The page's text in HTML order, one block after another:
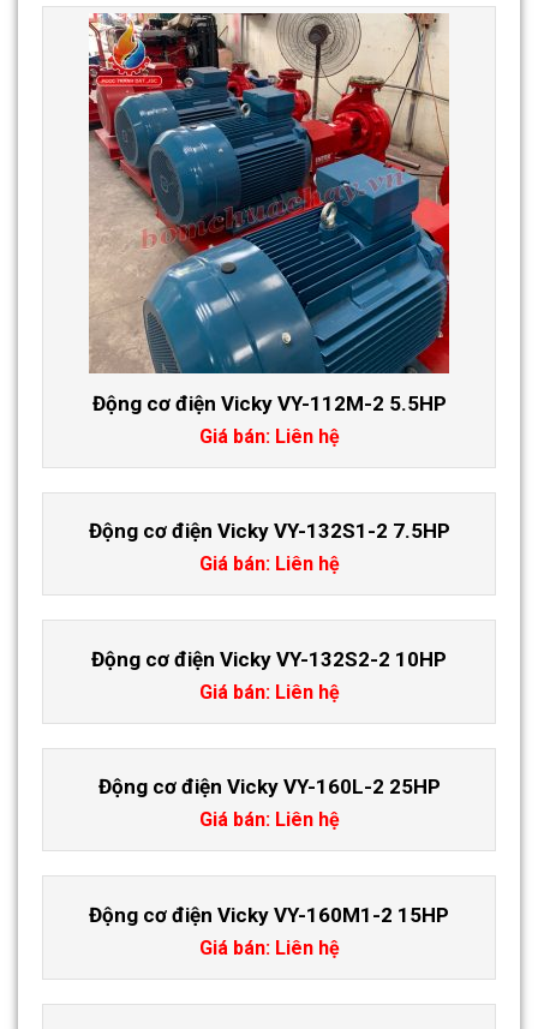
Động cơ điện Vicky VY-112M-2 5.5HP
Giá bán: Liên hệ
Động cơ điện Vicky VY-132S1-2 7.5HP
Giá bán: Liên hệ
Động cơ điện Vicky VY-132S2-2 10HP
Giá bán: Liên hệ
Động cơ điện Vicky VY-160L-2 25HP
Giá bán: Liên hệ
Động cơ điện Vicky VY-160M1-2 15HP
Giá bán: Liên hệ